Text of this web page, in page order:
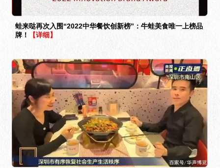
蛙来哒再次入围“2022中华餐饮创新榜”：牛蛙美食唯一上榜品
牌！
【详细】